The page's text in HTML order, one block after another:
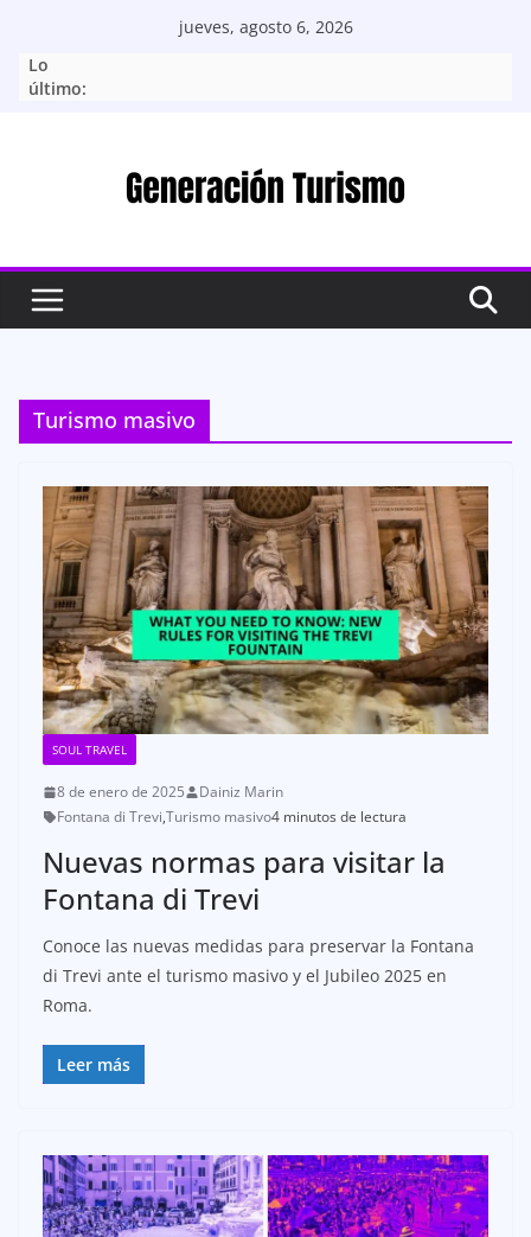
contenido
jueves, agosto 6, 2026
Lo
último:
Turismo masivo
SOUL TRAVEL
8 de enero de 2025
Dainiz Marin
Fontana di Trevi,Turismo masivo4 minutos de lectura
Nuevas normas para visitar la
Fontana di Trevi
Conoce las nuevas medidas para preservar la Fontana
di Trevi ante el turismo masivo y el Jubileo 2025 en
Roma.
Leer más